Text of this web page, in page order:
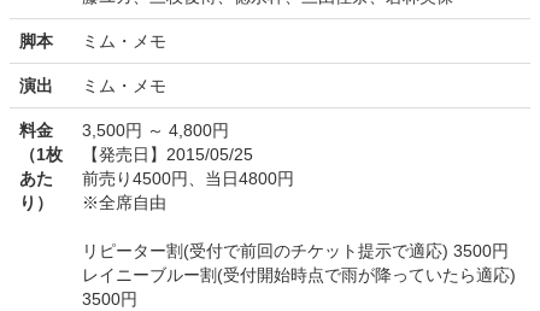
脚本 ミム・メモ
演出 ミム・メモ
料金
（1枚
あた
り）
3,500円 ～ 4,800円
【発売日】2015/05/25
前売り4500円、当日4800円
※全席自由
リピーター割(受付で前回のチケット提示で適応) 3500円
レイニーブルー割(受付開始時点で雨が降っていたら適応)
3500円